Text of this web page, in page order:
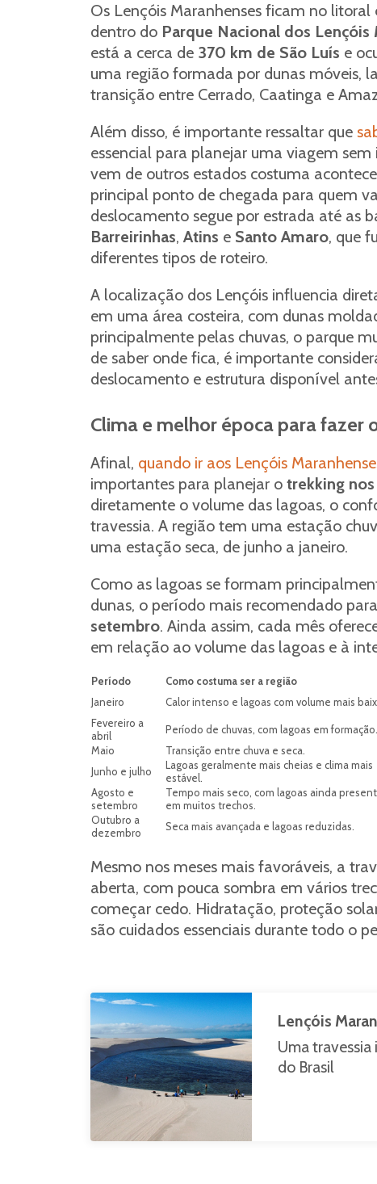
Os Lençóis Maranhenses ficam no
dentro do Parque Nacional dos Lençóis
está a cerca de 370 km de São Luís e
uma região formada por dunas móveis,
transição entre Cerrado, Caatinga e
Além disso, é importante ressaltar que
essencial para planejar uma viagem
vem de outros estados costuma
principal ponto de chegada para quem
deslocamento segue por estrada até as
Barreirinhas, Atins e Santo Amaro, que
diferentes tipos de roteiro.
A localização dos Lençóis influencia
em uma área costeira, com dunas
principalmente pelas chuvas, o parque
de saber onde fica, é importante
deslocamento e estrutura disponível
Clima e melhor época para fazer
Afinal, quando ir aos Lençóis
importantes para planejar o trekking
diretamente o volume das lagoas, o
travessia. A região tem uma estação
uma estação seca, de junho a janeiro.
Como as lagoas se formam
dunas, o período mais recomendado
setembro. Ainda assim, cada mês
em relação ao volume das lagoas e à
Período Como costuma ser a região
Janeiro
Calor intenso e lagoas com volume mais
Fevereiro a
abril
Período de chuvas, com lagoas em formação.
Maio
Transição entre chuva e seca.
Junho e julho
Lagoas geralmente mais cheias e clima mais
estável.
Agosto e
setembro
Tempo mais seco, com lagoas ainda
em muitos trechos.
Outubro a
dezembro
Seca mais avançada e lagoas reduzidas.
Mesmo nos meses mais favoráveis, a
aberta, com pouca sombra em vários
começar cedo. Hidratação, proteção
são cuidados essenciais durante todo o
Lençóis
Uma
do Brasil